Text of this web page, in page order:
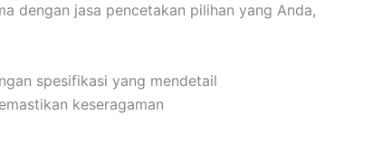
dengan jasa pencetakan pilihan yang Anda,
spesifikasi yang mendetail
keseragaman